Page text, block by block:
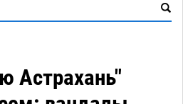
Астрахань"